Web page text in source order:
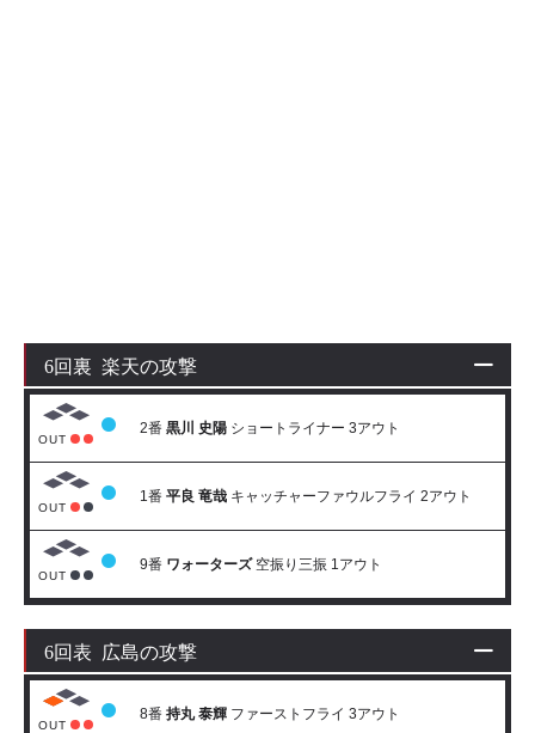
6回裏 楽天の攻撃
OUT
2番 黒川 史陽 ショートライナー 3アウト
OUT
1番 平良 竜哉 キャッチャーファウルフライ 2アウト
OUT
9番 ワォーターズ空振り三振 1アウト
6回表 広島の攻撃
OUT
8番 持丸 泰輝 ファーストフライ 3アウト